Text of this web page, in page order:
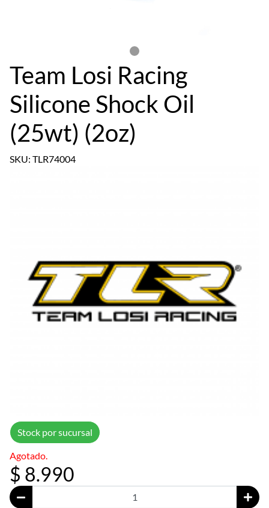
Team Losi Racing
Silicone Shock Oil
(25wt) (2oz)
SKU: TLR74004
Stock por sucursal
Agotado.
$ 8.990